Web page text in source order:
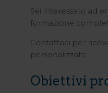
Sei interessato ad
formazione
Contattaci per
personalizzata
Obiettivi